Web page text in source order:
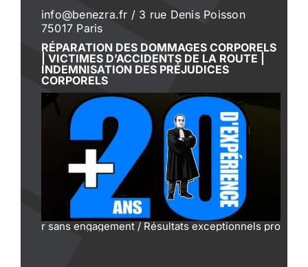
info@benezra.fr / 3 rue Denis Poisson
75017 Paris
RÉPARATION DES DOMMAGES CORPORELS
| VICTIMES D’ACCIDENTS DE LA ROUTE |
INDEMNISATION DES PRÉJUDICES
CORPORELS
sans engagement / Résultats exceptionnels prouvés /